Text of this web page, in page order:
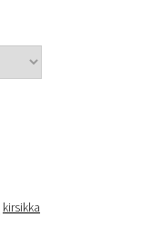
kirsikka